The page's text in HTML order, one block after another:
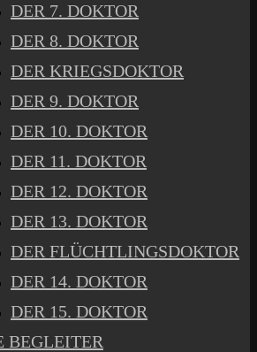
DER 7. DOKTOR
DER 8. DOKTOR
DER KRIEGSDOKTOR
DER 9. DOKTOR
DER 10. DOKTOR
DER 11. DOKTOR
DER 12. DOKTOR
DER 13. DOKTOR
DER FLÜCHTLINGSDOKTOR
DER 14. DOKTOR
DER 15. DOKTOR
BEGLEITER